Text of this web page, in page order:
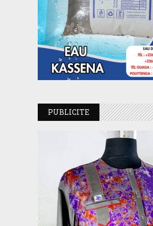
PUBLICITE